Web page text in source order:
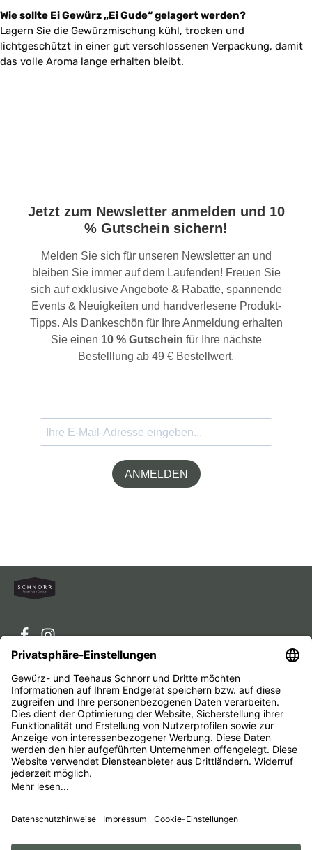
Wie sollte Ei Gewürz „Ei Gude“ gelagert werden?
Lagern Sie die Gewürzmischung kühl, trocken und
lichtgeschützt in einer gut verschlossenen Verpackung, damit
das volle Aroma lange erhalten bleibt.
Jetzt zum Newsletter anmelden und 10
% Gutschein sichern!
Melden Sie sich für unseren Newsletter an und
bleiben Sie immer auf dem Laufenden! Freuen Sie
sich auf exklusive Angebote & Rabatte, spannende
Events & Neuigkeiten und handverlesene Produkt-
Tipps. Als Dankeschön für Ihre Anmeldung erhalten
Sie einen 10 % Gutschein für Ihre nächste
Bestelllung ab 49 € Bestellwert.
ANMELDEN
Service-Hotline
Service
Unternehmen
Alle Preise inkl. gesetzl. Mehrwertsteuer zzgl.
anders angegeben.
ImpressumAGBWiderrufsbelehrungenDatenschutz